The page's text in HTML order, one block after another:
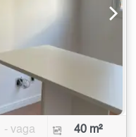
- vaga 40 m²